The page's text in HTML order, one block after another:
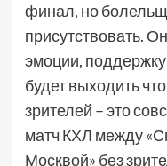
финал, но
присутствовать.
эмоции,
будет выходить
зрителей – это
матч КХЛ между
Москвой» без